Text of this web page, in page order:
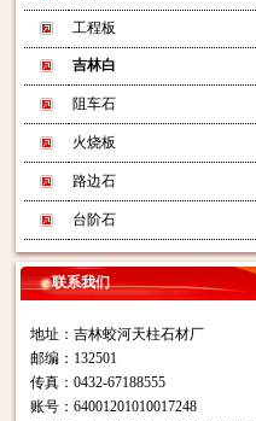
工程板
吉林白
阻车石
火烧板
路边石
台阶石
联系我们
地址：吉林蛟河天柱石材厂
邮编：132501
传真：0432-67188555
账号：64001201010017248